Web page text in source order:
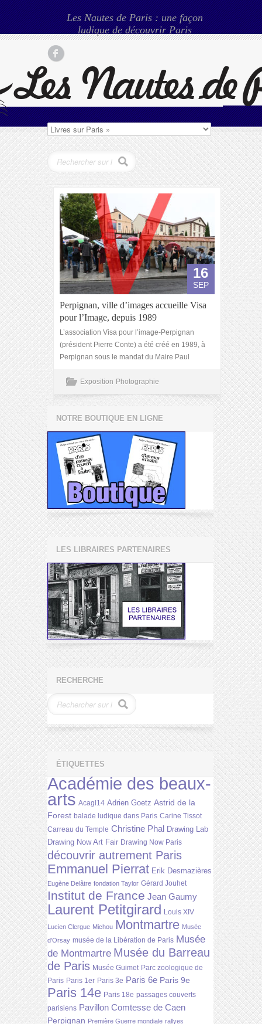
Les Nautes de Paris : une façon
ludique de découvrir Paris
16
SEP
Perpignan, ville d’images accueille Visa
pour l’Image, depuis 1989
L’association Visa pour l’image-Perpignan
(président Pierre Conte) a été créé en 1989, à
Perpignan sous le mandat du Maire Paul
Exposition Photographie
NOTRE BOUTIQUE EN LIGNE
LES LIBRAIRES PARTENAIRES
RECHERCHE
ÉTIQUETTES
Académie des beaux-
arts Acagl14 Adrien Goetz Astrid de la
Forest balade ludique dans Paris Carine Tissot
Carreau du Temple Christine Phal Drawing Lab
Drawing Now Art Fair Drawing Now Paris
découvrir autrement Paris
Emmanuel Pierrat Erik Desmazières
Eugène Delâtre fondation Taylor Gérard Jouhet
Institut de France Jean Gaumy
Laurent Petitgirard Louis XIV
Lucien Clergue Michou Montmartre Musée
d'Orsay musée de la Libération de Paris Musée
de Montmartre Musée du Barreau
de Paris Musée Guimet Parc zoologique de
Paris Paris 1er Paris 3e Paris 6e Paris 9e
Paris 14e Paris 18e passages couverts
parisiens Pavillon Comtesse de Caen
Perpignan Première Guerre mondiale rallyes